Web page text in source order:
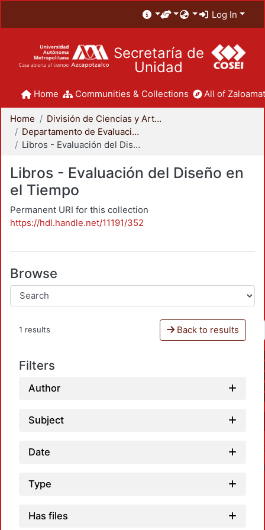
Log In
Secretaría de
Unidad
Home Communities & Collections All of
Home
División de Ciencias y Artes para el Diseño
Departamento de Evaluación del Diseño en el Tiempo
Libros - Evaluación del Diseño en el Tiempo
Libros - Evaluación del Diseño en
el Tiempo
Permanent URI for this collection
https://hdl.handle.net/11191/352
Browse
1 results Back to results
Filters
Author
Subject
Date
Type
Has files